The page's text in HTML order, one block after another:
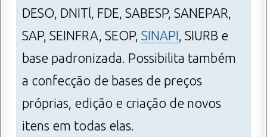
DESO, DNITl, FDE, SABESP, SANEPAR,
SAP, SEINFRA, SEOP, SINAPI, SIURB e
base padronizada. Possibilita também
a confecção de bases de preços
próprias, edição e criação de novos
itens em todas elas.